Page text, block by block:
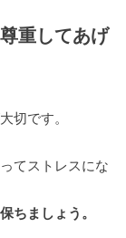
重してあげ
切です。
てストレスにな
ちましょう。